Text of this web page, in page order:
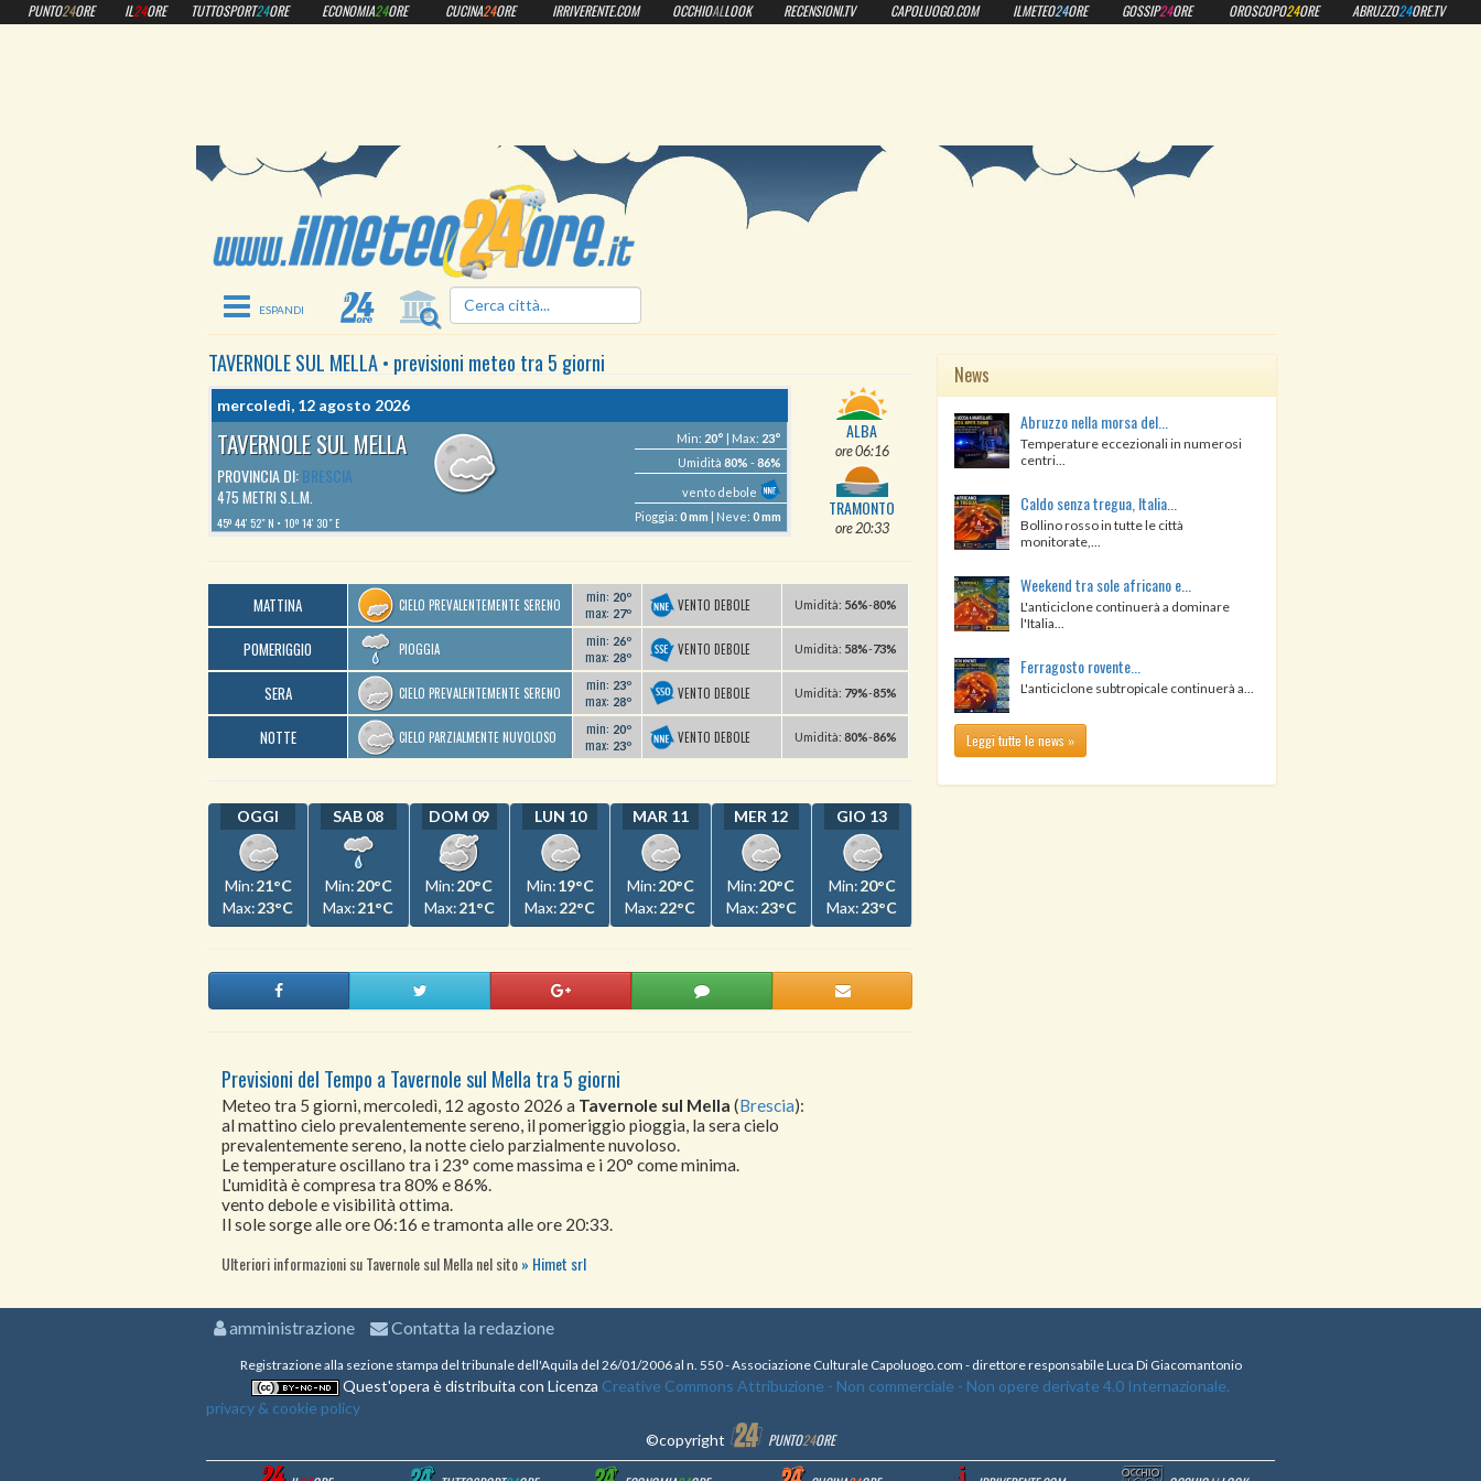
ilmeteo24ore.it
Toggle navigation
TAVERNOLE SUL MELLA• previsioni meteo tra 5 giorni
mercoledì, 12 agosto 2026
TAVERNOLE SUL MELLA
PROVINCIA DI:BRESCIA
475 METRI S.L.M.
45º 44′ 52″ N 10º 14′ 30″ E
Min: 20° | Max: 23°
Umidità80%-86%
vento debole
Pioggia:0 mm | Neve:0 mm
ALBA
ore 06:16
TRAMONTO
ore 20:33
MATTINA CIELO PREVALENTEMENTE SERENO min: 20º
max: 27º VENTO DEBOLE Umidità: 56%-80%
POMERIGGIO PIOGGIA min: 26º
max: 28º VENTO DEBOLE Umidità: 58%-73%
SERA CIELO PREVALENTEMENTE SERENO min: 23º
max: 28º VENTO DEBOLE Umidità: 79%-85%
NOTTE CIELO PARZIALMENTE NUVOLOSO min: 20º
max: 23º VENTO DEBOLE Umidità: 80%-86%
OGGI
Min:21°C
Max:23°C
SAB 08
Min:20°C
Max:21°C
DOM 09
Min:20°C
Max:21°C
LUN 10
Min:19°C
Max:22°C
MAR 11
Min:20°C
Max:22°C
MER 12
Min:20°C
Max:23°C
GIO 13
Min:20°C
Max:23°C
Previsioni del Tempo a Tavernole sul Mella tra 5 giorni
Meteo tra 5 giorni, mercoledì, 12 agosto 2026 a Tavernole sul Mella (Brescia):
al mattino cielo prevalentemente sereno, il pomeriggio pioggia, la sera cielo
prevalentemente sereno, la notte cielo parzialmente nuvoloso.
Le temperature oscillano tra i 23° come massima e i 20° come minima.
L'umidità è compresa tra 80% e 86%.
vento debole e visibilità ottima.
Il sole sorge alle ore 06:16 e tramonta alle ore 20:33.
Ulteriori informazioni su Tavernole sul Mella nel sito Himet srl
News
Abruzzo nella morsa del...
Temperature eccezionali in numerosi
centri...
Caldo senza tregua, Italia...
Bollino rosso in tutte le città
monitorate,...
Weekend tra sole africano e...
L'anticiclone continuerà a dominare
l'Italia...
Ferragosto rovente...
L'anticiclone subtropicale continuerà a...
Leggi tutte le news »
PUNTO24ORE IL24ORE TUTTOSPORT24ORE ECONOMIA24ORE CUCINA24ORE IRRIVERENTE.COM OCCHIOALLOOK RECENSIONI.TV CAPOLUOGO.COM ILMETEO24ORE GOSSIP24ORE OROSCOPO24ORE ABRUZZO24ORE.TV
amministrazione Contatta la redazione
Registrazione alla sezione stampa del tribunale dell'Aquila del 26/01/2006 al n. 550 - Associazione Culturale Capoluogo.com - direttore responsabile Luca Di Giacomantonio
Quest'opera è distribuita con Licenza Creative Commons Attribuzione - Non commerciale - Non opere derivate 4.0 Internazionale.
privacy & cookie policy
©copyright
PUNTO24ORE